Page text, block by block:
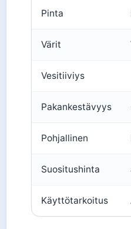
Pinta
Värit
Vesitiiviys
Pakankestävyys
Pohjallinen
Suositushinta
Käyttötarkoitus